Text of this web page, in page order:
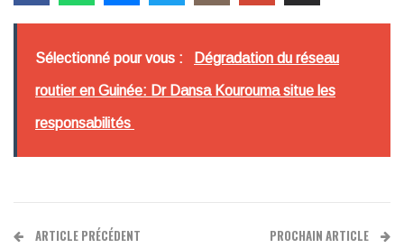
Sélectionné pour vous : Dégradation du réseau
routier en Guinée: Dr Dansa Kourouma situe les
responsabilités
ARTICLE PRÉCÉDENT PROCHAIN ARTICLE